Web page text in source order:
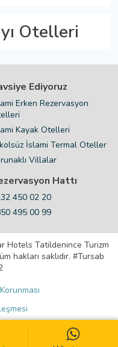
Otelleri
Ediyoruz
Erken Rezervasyon
Kayak Otelleri
İslami Termal Oteller
Villalar
Hattı
450 02 20
495 00 99
Hotels Tatildenince Turizm
hakları saklıdır. #Tursab